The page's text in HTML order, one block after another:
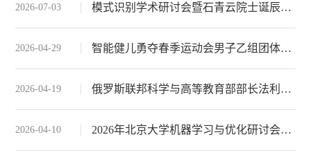
2026-07-03 模式识别学术研讨会暨石青云院士诞辰90周年座谈会成功举办
2026-04-29 智能健儿勇夺春季运动会男子乙组团体冠军
2026-04-19 俄罗斯联邦科学与高等教育部部长法利科夫一行访问北京大学，朱松纯院长作通用人工智能报告
2026-04-10 2026年北京大学机器学习与优化研讨会成功举办